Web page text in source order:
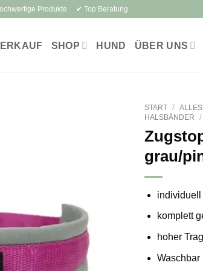
Produkte ✔ Top Beratung
SHOP HUND ÜBER UNS
START /
HALSBÄNDER /
grau/
komplett
hoher
Waschbar